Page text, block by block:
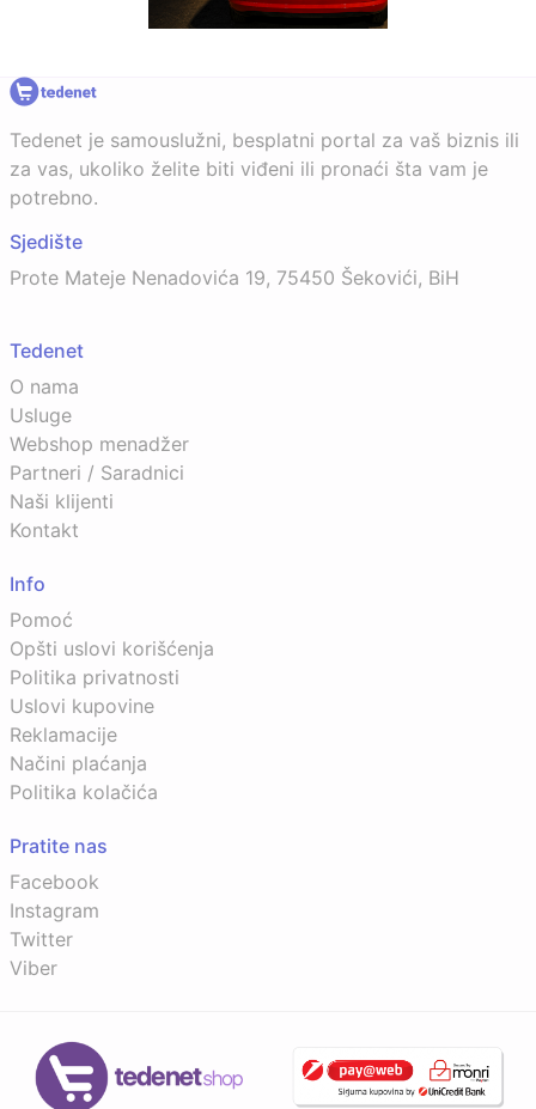
Tedenet je samouslužni, besplatni portal za vaš biznis ili
za vas, ukoliko želite biti viđeni ili pronaći šta vam je
potrebno.
Sjedište
Prote Mateje Nenadovića 19, 75450 Šekovići, BiH
Tedenet
O nama
Usluge
Webshop menadžer
Partneri / Saradnici
Naši klijenti
Kontakt
Info
Pomoć
Opšti uslovi korišćenja
Politika privatnosti
Uslovi kupovine
Reklamacije
Načini plaćanja
Politika kolačića
Pratite nas
Facebook
Instagram
Twitter
Viber